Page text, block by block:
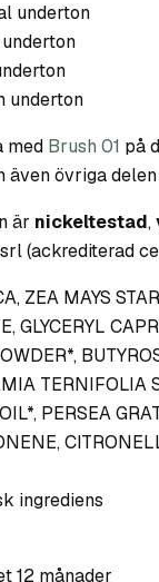
underton
underton
med Brush 01 på
även övriga
är nickeltestad,
(ackrediterad
ZEA MAYS
GLYCERYL
TERNIFOLIA
PERSEA
ingrediens
12 månader